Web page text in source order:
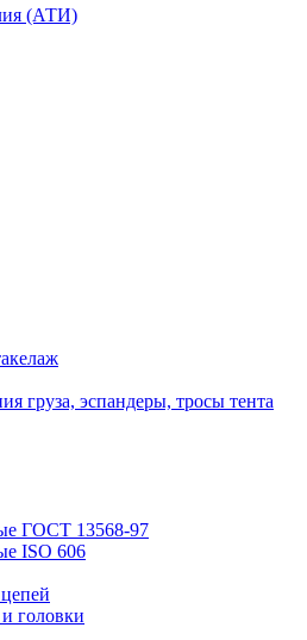
(АТИ)
груза, эспандеры, тросы тента
ГОСТ 13568-97
ISO 606
головки